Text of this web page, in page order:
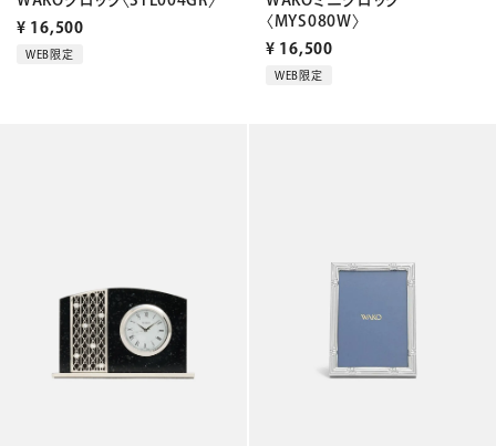
¥ 16,500
WEB限定
〈MYS080W〉
¥ 16,500
WEB限定